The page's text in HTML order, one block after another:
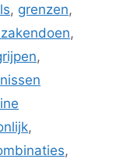
, grenzen,
,
,
,
,